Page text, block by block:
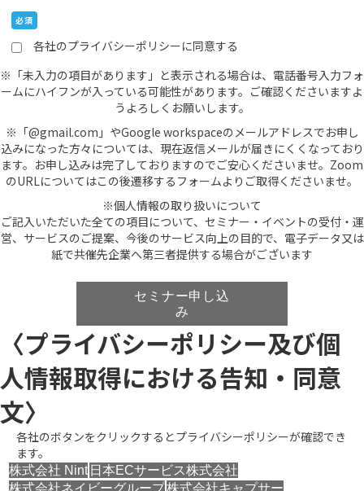
必須
各社のプライバシーポリシーに同意する
※「未入力の項目があります」と表示される場合は、電話番号入力フォ
ームにハイフンが入っている可能性があります。ご確認くださいますよ
うよろしくお願いします。
※「@gmail.com」やGoogle workspaceのメールアドレスでお申し
込みになった方々については、現在返信メールが届きにくくなっており
ます。お申し込みは完了しておりますのでご安心くださいませ。Zoom
のURLについてはこの後遷移するフォームよりご取得くださいませ。
※個人情報の取り扱いについて
ご記入いただいた全ての項目について、セミナー・イベントの受付・運
営、サービスのご提案、今後のサービス向上の目的で、電子データ又は
紙で共催先企業へ第三者提供する場合がございます
e
a
h
セミナー申し込
み
〈プライバシーポリシー及び個
人情報取得における告知・同意
文〉
各社のボタンをクリックするとプライバシーポリシーが確認でき
ます。
株式会社 Nint 日本ECサービス株式会社